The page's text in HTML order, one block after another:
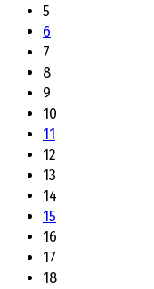
5
6
7
8
9
10
11
12
13
14
15
16
17
18